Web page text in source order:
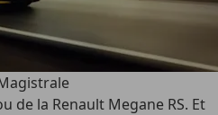
de la Renault Megane RS. Et